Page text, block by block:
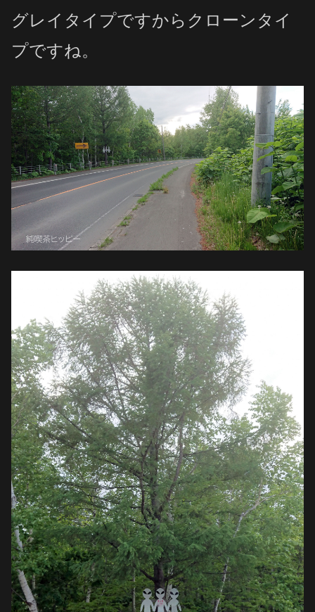
グレイタイプですからクローンタイ
プですね。